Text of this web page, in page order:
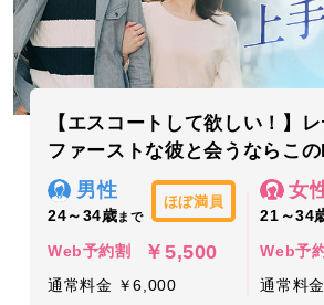
【エスコートして欲しい！】
ファーストな彼と会うならこの
男性
24～34歳まで
ほぼ満員
Web予約割 ￥5,500
通常料金 ￥6,000
女
21～34
Web予
通常料